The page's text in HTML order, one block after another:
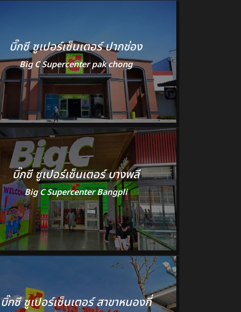
บิ๊กซี ซูเปอร์เซ็นเตอร์ ปากช่อง
Big C Supercenter pak chong
บิ๊กซี ซูเปอร์เซ็นเตอร์ บางพลี
Big C Supercenter Bangpli
บิ๊กซี ซูเปอร์เซ็นเตอร์ สาขาหนองกี่